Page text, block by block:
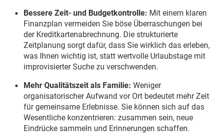
Bessere Zeit- und Budgetkontrolle: Mit einem klaren
Finanzplan vermeiden Sie böse Überraschungen bei
der Kreditkartenabrechnung. Die strukturierte
Zeitplanung sorgt dafür, dass Sie wirklich das erleben,
was Ihnen wichtig ist, statt wertvolle Urlaubstage mit
improvisierter Suche zu verschwenden.
Mehr Qualitätszeit als Familie: Weniger
organisatorischer Aufwand vor Ort bedeutet mehr Zeit
für gemeinsame Erlebnisse. Sie können sich auf das
Wesentliche konzentrieren: zusammen sein, neue
Eindrücke sammeln und Erinnerungen schaffen.